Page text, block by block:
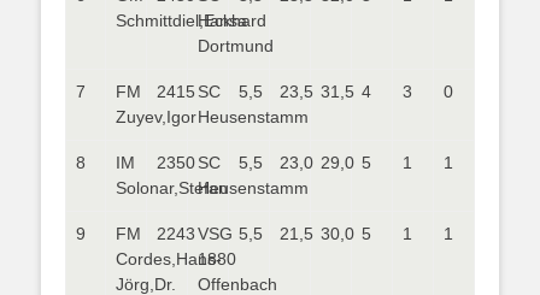
Schmittdiel,Eckhard
Hansa
Dortmund
7
FM
Zuyev,Igor
2415 SC
Heusenstamm
5,5 23,5 31,5 4 3 0
8
IM
Solonar,Stefan
2350SC
Heusenstamm
5,5 23,0 29,0 5 1 1
9
FM
Cordes,Hans-
Jörg,Dr.
2243VSG
1880
Offenbach
5,5 21,5 30,0 5 1 1